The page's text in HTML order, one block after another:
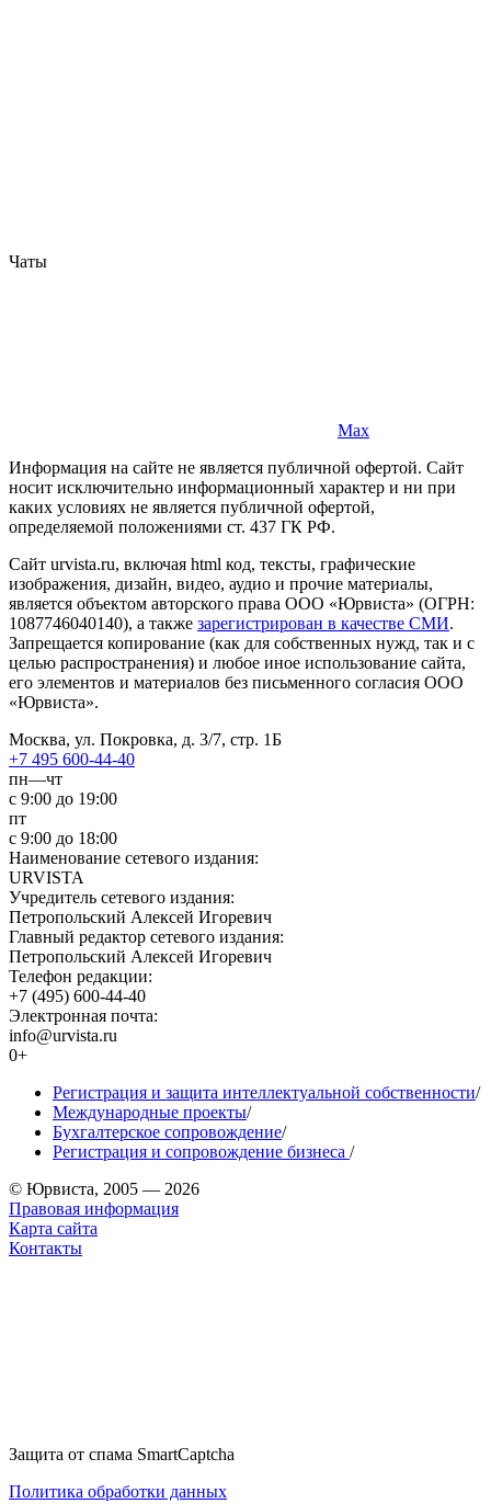
Чаты
Max
Информация на сайте не является публичной офертой. Cайт
носит исключительно информационный характер и ни при
каких условиях не является публичной офертой,
определяемой положениями ст. 437 ГК РФ.
Сайт urvista.ru, включая html код, тексты, графические
изображения, дизайн, видео­, аудио­ и прочие материалы,
является объектом авторского права ООО «Юрвиста» (ОГРН:
1087746040140), а также зарегистрирован в качестве СМИ.
Запрещается копирование (как для собственных нужд, так и с
целью распространения) и любое иное использование сайта,
его элементов и материалов без письменного согласия ООО
«Юрвиста».
Москва, ул. Покровка, д. 3/7, стр. 1Б
+7 495 600-44-40
пн—чт
с 9:00 до 19:00
пт
с 9:00 до 18:00
Наименование сетевого издания:
URVISTA
Учредитель сетевого издания:
Петропольский Алексей Игоревич
Главный редактор сетевого издания:
Петропольский Алексей Игоревич
Телефон редакции:
+7 (495) 600-44-40
Электронная почта:
info@urvista.ru
0+
Регистрация и защита интеллектуальной собственности/
Международные проекты/
Бухгалтерское сопровождение/
Регистрация и сопровождение бизнеса /
© Юрвиста, 2005 — 2026
Правовая информация
Карта сайта
Контакты
Защита от спама SmartCaptcha
Политика обработки данных